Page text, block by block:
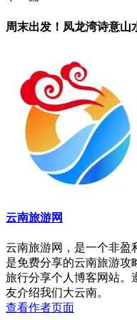
周末出发！凤龙湾诗意山
云南旅游网
云南旅游网，是一个非盈
是免费分享的云南旅游攻
旅行分享个人博客网站。
友介绍我们大云南。
查看作者页面